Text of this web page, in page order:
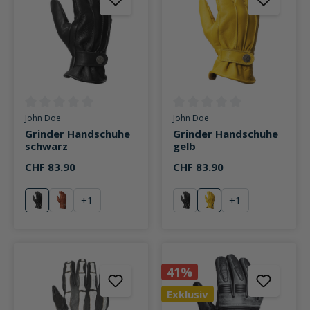
Durchschnittliche Bewertung von 0 von 5 Sternen
John Doe
Grinder Handschuhe
schwarz
CHF 83.90
schwarzbraun
+1
Durchschnittliche Bewertung
John Doe
Grinder Handschuhe
gelb
CHF 83.90
schwarz
gelb
+1
41%
Exklusiv